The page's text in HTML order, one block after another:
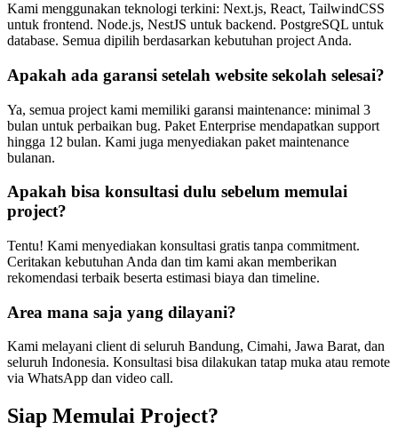
Kami menggunakan teknologi terkini: Next.js, React, TailwindCSS
untuk frontend. Node.js, NestJS untuk backend. PostgreSQL untuk
database. Semua dipilih berdasarkan kebutuhan project Anda.
Apakah ada garansi setelah website sekolah selesai?
Ya, semua project kami memiliki garansi maintenance: minimal 3
bulan untuk perbaikan bug. Paket Enterprise mendapatkan support
hingga 12 bulan. Kami juga menyediakan paket maintenance
bulanan.
Apakah bisa konsultasi dulu sebelum memulai
project?
Tentu! Kami menyediakan konsultasi gratis tanpa commitment.
Ceritakan kebutuhan Anda dan tim kami akan memberikan
rekomendasi terbaik beserta estimasi biaya dan timeline.
Area mana saja yang dilayani?
Kami melayani client di seluruh Bandung, Cimahi, Jawa Barat, dan
seluruh Indonesia. Konsultasi bisa dilakukan tatap muka atau remote
via WhatsApp dan video call.
Siap Memulai Project?